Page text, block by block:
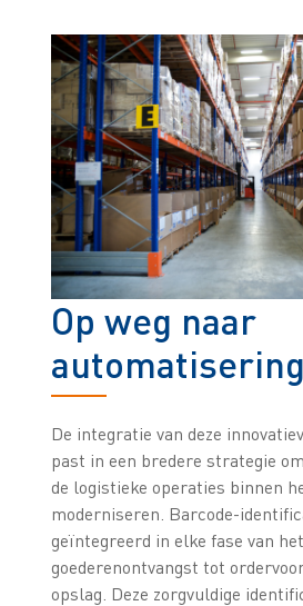
Op weg naar
automatisering
De integratie van deze
past in een bredere strategie
de logistieke operaties binnen
moderniseren. Barcode-
geïntegreerd in elke fase van
goederenontvangst tot
opslag. Deze zorgvuldige